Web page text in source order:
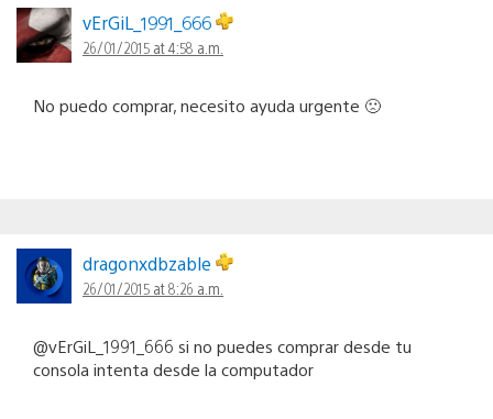
vErGiL_1991_666
26/01/2015 at 4:58 a.m.
No puedo comprar, necesito ayuda urgente 🙁
dragonxdbzable
26/01/2015 at 8:26 a.m.
@vErGiL_1991_666 si no puedes comprar desde tu
consola intenta desde la computador